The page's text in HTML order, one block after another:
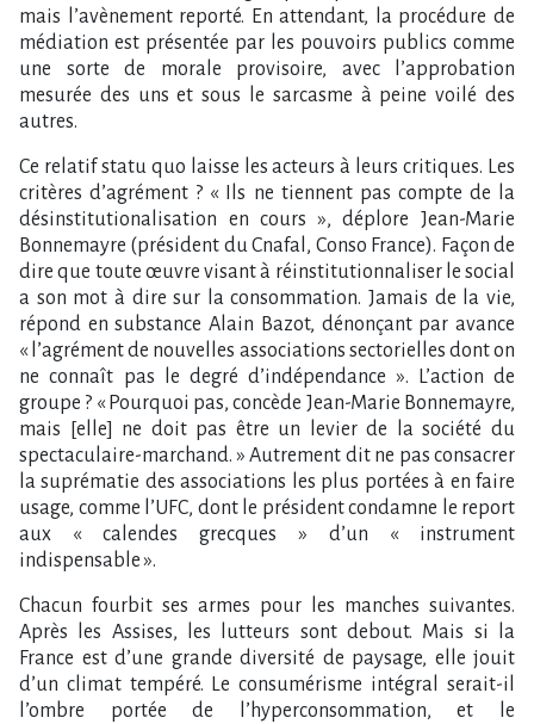
mais l’avènement reporté. En attendant, la procédure de
médiation est présentée par les pouvoirs publics comme
une sorte de morale provisoire, avec l’approbation
mesurée des uns et sous le sarcasme à peine voilé des
autres.
Ce relatif statu quo laisse les acteurs à leurs critiques. Les
critères d’agrément ? « Ils ne tiennent pas compte de la
désinstitutionalisation en cours », déplore Jean-Marie
Bonnemayre (président du Cnafal, Conso France). Façon de
dire que toute œuvre visant à réinstitutionnaliser le social
a son mot à dire sur la consommation. Jamais de la vie,
répond en substance Alain Bazot, dénonçant par avance
« l’agrément de nouvelles associations sectorielles dont on
ne connaît pas le degré d’indépendance ». L’action de
groupe ? « Pourquoi pas, concède Jean-Marie Bonnemayre,
mais [elle] ne doit pas être un levier de la société du
spectaculaire-marchand. » Autrement dit ne pas consacrer
la suprématie des associations les plus portées à en faire
usage, comme l’UFC, dont le président condamne le report
aux « calendes grecques » d’un « instrument
indispensable ».
Chacun fourbit ses armes pour les manches suivantes.
Après les Assises, les lutteurs sont debout. Mais si la
France est d’une grande diversité de paysage, elle jouit
d’un climat tempéré. Le consumérisme intégral serait-il
l’ombre portée de l’hyperconsommation, et le